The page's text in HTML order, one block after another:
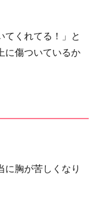
てくれてる！」と
に傷ついているか
に胸が苦しくなり